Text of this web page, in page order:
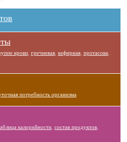
крови, гречневая, кефирная, протасова
потребность организма
калорийности, состав продуктов,